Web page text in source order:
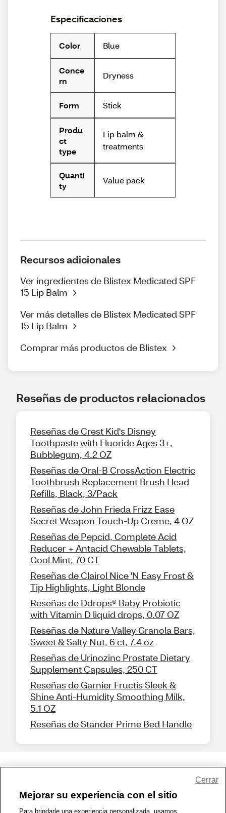
Especificaciones
Color Blue
Conce
rn
Dryness
Form Stick
Produ
ct
type
Lip balm &
treatments
Quanti
ty
Value pack
Recursos adicionales
Ver ingredientes de Blistex Medicated SPF
15 Lip Balm
Ver más detalles de Blistex Medicated SPF
15 Lip Balm
Comprar más productos de Blistex
Reseñas de productos relacionados
Reseñas de Crest Kid's Disney
Toothpaste with Fluoride Ages 3+,
Bubblegum, 4.2 OZ
Reseñas de Oral-B CrossAction Electric
Toothbrush Replacement Brush Head
Refills, Black, 3/Pack
Reseñas de John Frieda Frizz Ease
Secret Weapon Touch-Up Creme, 4 OZ
Reseñas de Pepcid, Complete Acid
Reducer + Antacid Chewable Tablets,
Cool Mint, 70 CT
Reseñas de Clairol Nice 'N Easy Frost &
Tip Highlights, Light Blonde
Reseñas de Ddrops® Baby Probiotic
with Vitamin D liquid drops, 0.07 OZ
Reseñas de Nature Valley Granola Bars,
Sweet & Salty Nut, 6 ct, 7.4 oz
Reseñas de Urinozinc Prostate Dietary
Supplement Capsules, 250 CT
Reseñas de Garnier Fructis Sleek &
Shine Anti-Humidity Smoothing Milk,
5.1 OZ
Reseñas de Stander Prime Bed Handle
1-800-679-9691 | Contáctenos | Términos de Uso | Accesibilidad
Mejorar su experiencia con el sitio
Para brindarle una experiencia personalizada, usamos
Cerrar